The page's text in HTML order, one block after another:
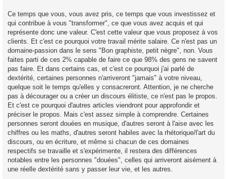
Ce temps que vous, vous avez pris, ce temps que vous investissez et
qui contribue à vous "transformer", ce que vous avez acquis et qui
représente donc une valeur. C'est cette valeur que vous proposez à vos
clients. Et c'est ce pourquoi votre travail mérite salaire. Ce n'est pas un
domaine-passion dans le sens "Bon graphiste, petit nègre", non. Vous
faites parti de ces 2% capable de faire ce que 98% des gens ne savent
pas faire. Et dans certains cas, et c'est ce pourquoi j'ai parlé de
dextérité, certaines personnes n'arriveront "jamais" à votre niveau,
quelque soit le temps qu'elles y consacreront. Attention, je ne cherche
pas à décourager ou a créer un discours élitiste, ce n'est pas le propos.
Et c'est ce pourquoi d'autres articles viendront pour approfondir et
préciser le propos. Mais c'est assez simple à comprendre. Certaines
personnes seront douées en musique, d'autres seront à l'aise avec les
chiffres ou les maths, d'autres seront habiles avec la rhétorique/l'art du
discours, ou en écriture, et même si chacun de ces domaines
respectifs se travaille et s'expérimente, il restera des différences
notables entre les personnes "douées", celles qui arriveront aisément à
une réelle dextérité sans y passer leur vie, et les autres.